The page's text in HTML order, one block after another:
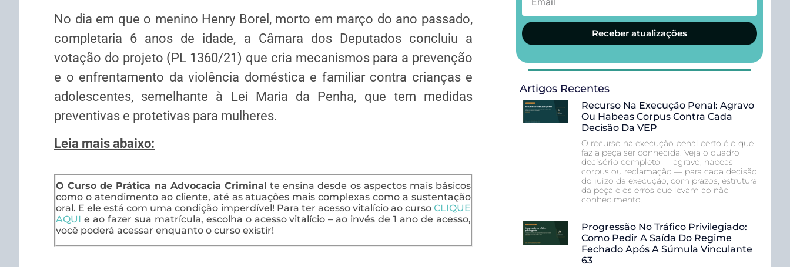
No dia em que o menino Henry Borel, morto em março do ano passado,
completaria 6 anos de idade, a Câmara dos Deputados concluiu a
votação do projeto (PL 1360/21) que cria mecanismos para a prevenção
e o enfrentamento da violência doméstica e familiar contra crianças e
adolescentes, semelhante à Lei Maria da Penha, que tem medidas
preventivas e protetivas para mulheres.
Leia mais abaixo:
O Curso de Prática na Advocacia Criminal te ensina desde os aspectos mais básicos
como o atendimento ao cliente, até as atuações mais complexas como a sustentação
oral. E ele está com uma condição imperdível! Para ter acesso vitalício ao curso CLIQUE
AQUI e ao fazer sua matrícula, escolha o acesso vitalício – ao invés de 1 ano de acesso,
você poderá acessar enquanto o curso existir!
Receber atualizações
Artigos Recentes
Recurso Na Execução Penal: Agravo
Ou Habeas Corpus Contra Cada
Decisão Da VEP
O recurso na execução penal certo é o que
faz a peça ser conhecida. Veja o quadro
decisório completo — agravo, habeas
corpus ou reclamação — para cada decisão
do juízo da execução, com prazos, estrutura
da peça e os erros que levam ao não
conhecimento.
Progressão No Tráfico Privilegiado:
Como Pedir A Saída Do Regime
Fechado Após A Súmula Vinculante
63